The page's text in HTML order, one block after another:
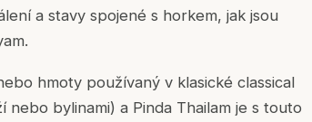
a stavy spojené s horkem, jak jsou
hmoty používaný v klasické classical
bylinami) a Pinda Thailam je s touto